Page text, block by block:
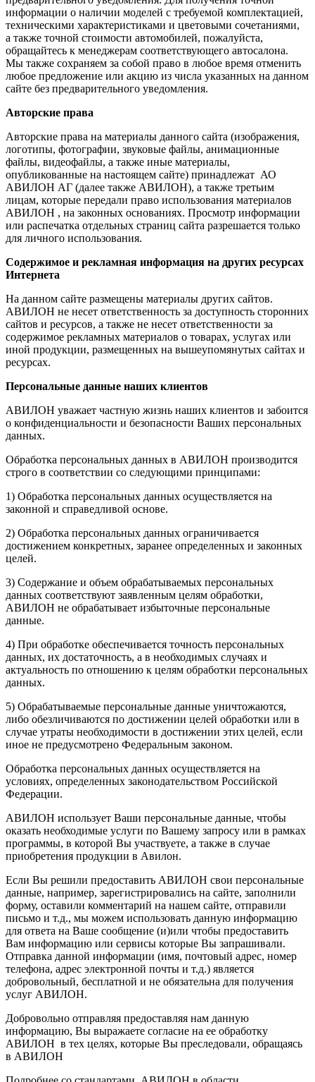
информации о наличии моделей с требуемой комплектацией,
техническими характеристиками и цветовыми сочетаниями,
а также точной стоимости автомобилей, пожалуйста,
обращайтесь к менеджерам соответствующего автосалона.
Мы также сохраняем за собой право в любое время отменить
любое предложение или акцию из числа указанных на данном
сайте без предварительного уведомления.
Авторские права
Авторские права на материалы данного сайта (изображения,
логотипы, фотографии, звуковые файлы, анимационные
файлы, видеофайлы, а также иные материалы,
опубликованные на настоящем сайте) принадлежат АО
АВИЛОН АГ (далее также АВИЛОН), а также третьим
лицам, которые передали право использования материалов
АВИЛОН , на законных основаниях. Просмотр информации
или распечатка отдельных страниц сайта разрешается только
для личного использования.
Содержимое и рекламная информация на других ресурсах
Интернета
На данном сайте размещены материалы других сайтов.
АВИЛОН не несет ответственность за доступность сторонних
сайтов и ресурсов, а также не несет ответственности за
содержимое рекламных материалов о товарах, услугах или
иной продукции, размещенных на вышеупомянутых сайтах и
ресурсах.
Персональные данные наших клиентов
АВИЛОН уважает частную жизнь наших клиентов и забоится
о конфиденциальности и безопасности Ваших персональных
данных.
Обработка персональных данных в АВИЛОН производится
строго в соответствии со следующими принципами:
1) Обработка персональных данных осуществляется на
законной и справедливой основе.
2) Обработка персональных данных ограничивается
достижением конкретных, заранее определенных и законных
целей.
3) Содержание и объем обрабатываемых персональных
данных соответствуют заявленным целям обработки,
АВИЛОН не обрабатывает избыточные персональные
данные.
4) При обработке обеспечивается точность персональных
данных, их достаточность, а в необходимых случаях и
актуальность по отношению к целям обработки персональных
данных.
5) Обрабатываемые персональные данные уничтожаются,
либо обезличиваются по достижении целей обработки или в
случае утраты необходимости в достижении этих целей, если
иное не предусмотрено Федеральным законом.
Обработка персональных данных осуществляется на
условиях, определенных законодательством Российской
Федерации.
АВИЛОН использует Ваши персональные данные, чтобы
оказать необходимые услуги по Вашему запросу или в рамках
программы, в которой Вы участвуете, а также в случае
приобретения продукции в Авилон.
Если Вы решили предоставить АВИЛОН свои персональные
данные, например, зарегистрировались на сайте, заполнили
форму, оставили комментарий на нашем сайте, отправили
письмо и т.д., мы можем использовать данную информацию
для ответа на Ваше сообщение (и)или чтобы предоставить
Вам информацию или сервисы которые Вы запрашивали.
Отправка данной информации (имя, почтовый адрес, номер
телефона, адрес электронной почты и т.д.) является
добровольный, бесплатной и не обязательна для получения
услуг АВИЛОН.
Добровольно отправляя предоставляя нам данную
информацию, Вы выражаете согласие на ее обработку
АВИЛОН в тех целях, которые Вы преследовали, обращаясь
в АВИЛОН